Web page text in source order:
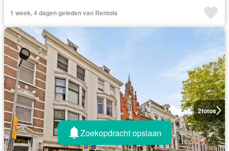
1 week, 4 dagen geleden van Rentola
2fotos
Zoekopdracht opslaan